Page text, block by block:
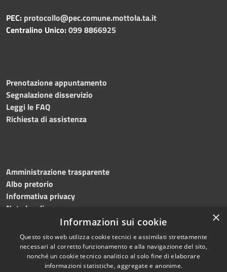
PEC: protocollo@pec.comune.mottola.ta.it
Centralino Unico:099 8866925
Prenotazione appuntamento
Segnalazione disservizio
Leggi le FAQ
Richiesta di assistenza
Amministrazione trasparente
Albo pretorio
Informativa privacy
Note legali
Dichiarazione di accessibilità
Copyright © 2026 • Comune di
×
Informazioni sui cookie
Questo sito web utilizza cookie tecnici e assimilati strettamente
necessari al corretto funzionamento e alla navigazione del sito,
nonché un cookie tecnico analitico al solo fine di elaborare
informazioni statistiche, aggregate e anonime.